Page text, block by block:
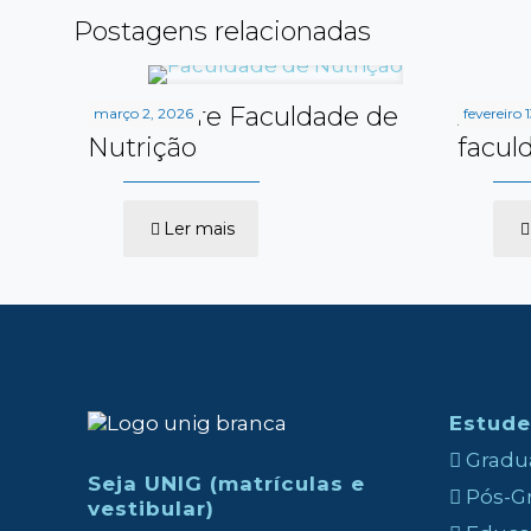
Postagens relacionadas
março 2, 2026
Guia sobre Faculdade de
Nutrição
Ler mais-
de
fevereiro
Área
Seja UNIG (matrículas e
vestibular)
Pós-